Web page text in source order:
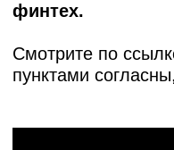
финтех.
Смотрите по
пунктами